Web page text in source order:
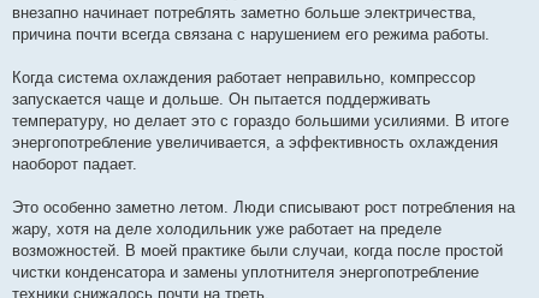
внезапно начинает потреблять заметно больше электричества,
причина почти всегда связана с нарушением его режима работы.
Когда система охлаждения работает неправильно, компрессор
запускается чаще и дольше. Он пытается поддерживать
температуру, но делает это с гораздо большими усилиями. В итоге
энергопотребление увеличивается, а эффективность охлаждения
наоборот падает.
Это особенно заметно летом. Люди списывают рост потребления на
жару, хотя на деле холодильник уже работает на пределе
возможностей. В моей практике были случаи, когда после простой
чистки конденсатора и замены уплотнителя энергопотребление
техники снижалось почти на треть.